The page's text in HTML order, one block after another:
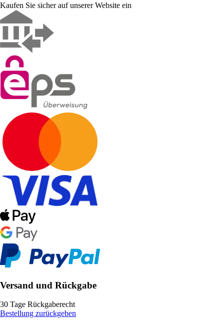
Kaufen Sie sicher auf unserer Website ein
Versand und Rückgabe
30 Tage Rückgaberecht
Bestellung zurückgeben